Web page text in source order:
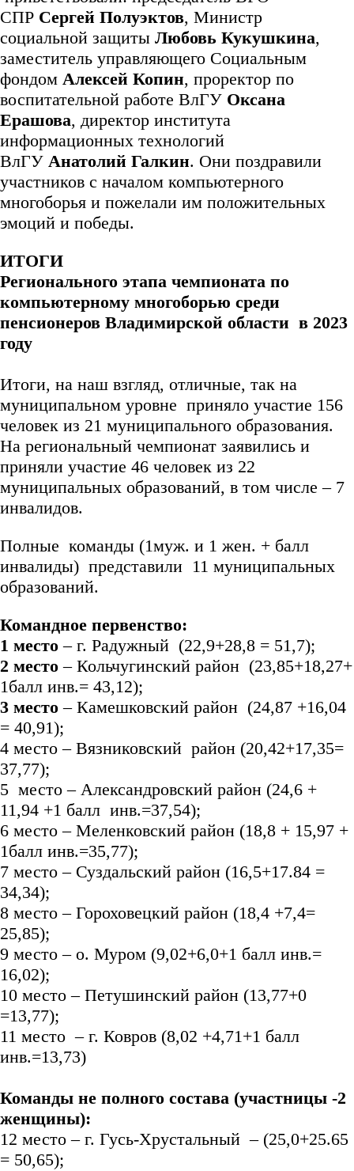
СПР Сергей Полуэктов, Министр
социальной защиты Любовь Кукушкина,
заместитель управляющего Социальным
фондом Алексей Копин, проректор по
воспитательной работе ВлГУ Оксана
Ерашова, директор института
информационных технологий
ВлГУ Анатолий Галкин. Они поздравили
участников с началом компьютерного
многоборья и пожелали им положительных
эмоций и победы.
ИТОГИ
Регионального этапа чемпионата по
компьютерному многоборью среди
пенсионеров Владимирской области в 2023
году
Итоги, на наш взгляд, отличные, так на
муниципальном уровне приняло участие 156
человек из 21 муниципального образования.
На региональный чемпионат заявились и
приняли участие 46 человек из 22
муниципальных образований, в том числе – 7
инвалидов.
Полные команды (1муж. и 1 жен. + балл
инвалиды) представили 11 муниципальных
образований.
Командное первенство:
1 место – г. Радужный (22,9+28,8 = 51,7);
2 место – Кольчугинский район (23,85+18,27+
1балл инв.= 43,12);
3 место – Камешковский район (24,87 +16,04
= 40,91);
4 место – Вязниковский район (20,42+17,35=
37,77);
5 место – Александровский район (24,6 +
11,94 +1 балл инв.=37,54);
6 место – Меленковский район (18,8 + 15,97 +
1балл инв.=35,77);
7 место – Суздальский район (16,5+17.84 =
34,34);
8 место – Гороховецкий район (18,4 +7,4=
25,85);
9 место – о. Муром (9,02+6,0+1 балл инв.=
16,02);
10 место – Петушинский район (13,77+0
=13,77);
11 место – г. Ковров (8,02 +4,71+1 балл
инв.=13,73)
Команды не полного состава (участницы -2
женщины):
12 место – г. Гусь-Хрустальный – (25,0+25.65
= 50,65);